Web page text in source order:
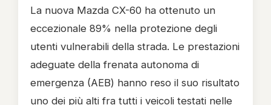
La nuova Mazda CX-60 ha ottenuto un
eccezionale 89% nella protezione degli
utenti vulnerabili della strada. Le prestazioni
adeguate della frenata autonoma di
emergenza (AEB) hanno reso il suo risultato
uno dei più alti fra tutti i veicoli testati nelle